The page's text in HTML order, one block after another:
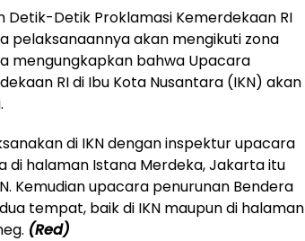
Detik Proklamasi Kemerdekaan RI
pelaksanaannya akan mengikuti zona
mengungkapkan bahwa Upacara
RI di Ibu Kota Nusantara (IKN) akan
di IKN dengan inspektur upacara
di halaman Istana Merdeka, Jakarta itu
Kemudian upacara penurunan Bendera
tempat, baik di IKN maupun di halaman
(Red)